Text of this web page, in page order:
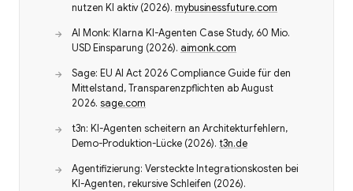
nutzen KI aktiv (2026). mybusinessfuture.com
AI Monk: Klarna KI-Agenten Case Study, 60 Mio.
USD Einsparung (2026). aimonk.com
Sage: EU AI Act 2026 Compliance Guide für den
Mittelstand, Transparenzpflichten ab August
2026. sage.com
t3n: KI-Agenten scheitern an Architekturfehlern,
Demo-Produktion-Lücke (2026). t3n.de
Agentifizierung: Versteckte Integrationskosten bei
KI-Agenten, rekursive Schleifen (2026).